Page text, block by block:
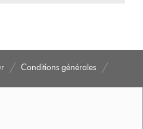
Conditions générales